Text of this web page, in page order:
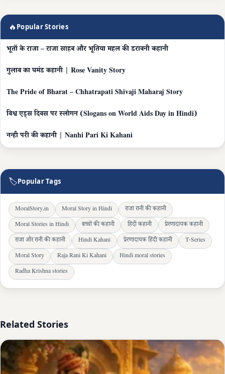
🔥 Popular Stories
भूतों के राजा – राजा साहब और भूतिया महल की डरावनी कहानी
गुलाब का घमंड कहानी | Rose Vanity Story
The Pride of Bharat – Chhatrapati Shivaji Maharaj Story
विश्व एड्स दिवस पर स्लोगन (Slogans on World Aids Day in Hindi)
नन्ही परी की कहानी | Nanhi Pari Ki Kahani
🏷Popular Tags
MoralStory.in Moral Story in Hindi
राजा रानी की कहानी
Moral Stories in Hindi
बच्चों की कहानी हिंदी कहानी
प्रेरणादायक कहानी
राजा और रानी की कहानी
Hindi Kahani प्रेरणादायक हिंदी कहानी
T-Series
Moral Story
Raja Rani Ki Kahani
Hindi moral stories
Radha Krishna stories
Related Stories